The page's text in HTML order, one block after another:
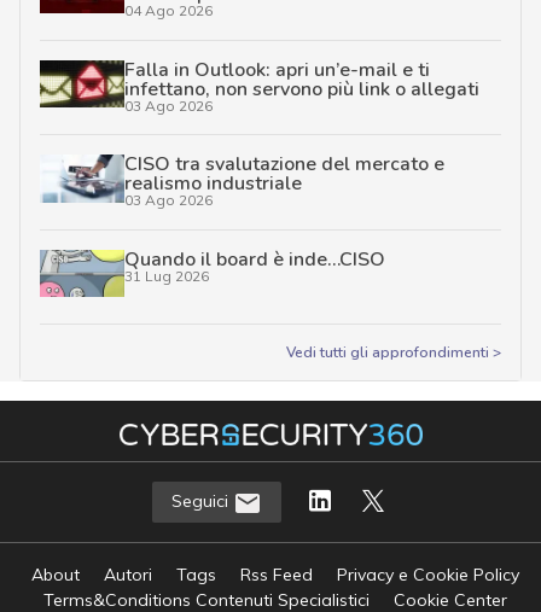
04 Ago 2026
Falla in Outlook: apri un’e-mail e ti
infettano, non servono più link o allegati
03 Ago 2026
CISO tra svalutazione del mercato e
realismo industriale
03 Ago 2026
Quando il board è inde…CISO
31 Lug 2026
Vedi tutti gli approfondimenti >
Seguici
About Autori Tags Rss Feed
Privacy e Cookie Policy
Terms&Conditions Contenuti Specialistici
Cookie Center